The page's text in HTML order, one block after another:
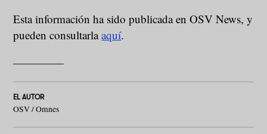
Esta información ha sido publicada en OSV News, y
pueden consultarlaaquí.
—————
EL AUTOR
OSV / Omnes